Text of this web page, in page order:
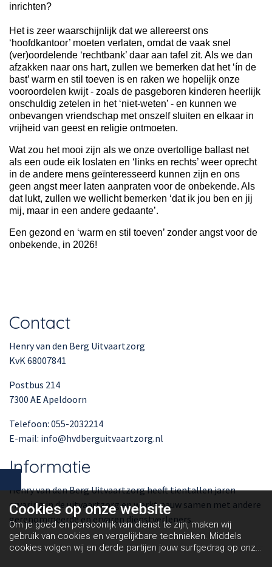
inrichten?
Het is zeer waarschijnlijk dat we allereerst ons
‘hoofdkantoor’ moeten verlaten, omdat de vaak snel
(ver)oordelende ‘rechtbank’ daar aan tafel zit. Als we dan
afzakken naar ons hart, zullen we bemerken dat het ‘ín de
bast’ warm en stil toeven is en raken we hopelijk onze
vooroordelen kwijt - zoals de pasgeboren kinderen heerlijk
onschuldig zetelen in het ‘niet-weten’ - en kunnen we
onbevangen vriendschap met onszelf sluiten en elkaar in
vrijheid van geest en religie ontmoeten.
Wat zou het mooi zijn als we onze overtollige ballast net
als een oude eik loslaten en ‘links en rechts’ weer oprecht
in de andere mens geïnteresseerd kunnen zijn en ons
geen angst meer laten aanpraten voor de onbekende. Als
dat lukt, zullen we wellicht bemerken ‘dat ik jou ben en jij
mij, maar in een andere gedaante’.
Een gezond en ‘warm en stil toeven’ zonder angst voor de
onbekende, in 2026!
Contact
Henry van den Berg Uitvaartzorg
KvK 68007841
Postbus 214
7300 AE Apeldoorn
Telefoon: 055-2032214
E-mail: info@hvdberguitvaartzorg.nl
Informatie
Henry van den Berg Uitvaartzorg heeft tientallen jaren
ervaring in de uitvaartzorg en werkt nauw samen met andere
gerenommeerde en ervaren dienstverleners.
Cookies oponze website
Om je goed en persoonlijk van dienst te zijn, maken wij
gebruik van cookies en vergelijkbare technieken. Middels
cookies volgen wij en derde partijen jouw surfgedrag op onze